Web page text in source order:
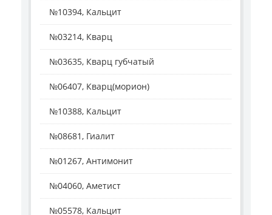
№10394, Кальцит
№03214, Кварц
№03635, Кварц губчатый
№06407, Кварц(морион)
№10388, Кальцит
№08681, Гиалит
№01267, Антимонит
№04060, Аметист
№05578, Кальцит